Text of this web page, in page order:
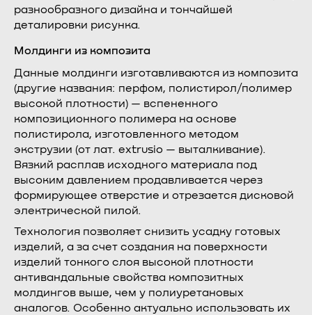
разнообразного дизайна и тончайшей
деталировки рисунка.
Молдинги из композита
Данные молдинги изготавливаются из композита
(другие названия: перфом, полистирол/полимер
высокой плотности) — вспененного
композиционного полимера на основе
полистирола, изготовленного методом
экструзии (от лат. extrusio — выталкивание).
Вязкий расплав исходного материала под
высоким давлением продавливается через
формирующее отверстие и отрезается дисковой
электрической пилой.
Технология позволяет снизить усадку готовых
изделий, а за счет создания на поверхности
изделий тонкого слоя высокой плотности
антивандальные свойства композитных
молдингов выше, чем у полиуретановых
аналогов. Особенно актуально использовать их